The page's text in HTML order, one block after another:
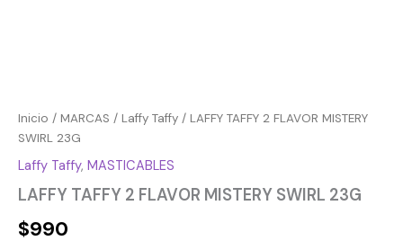
Inicio / MARCAS / Laffy Taffy / LAFFY TAFFY 2 FLAVOR MISTERY
SWIRL 23G
Laffy Taffy, MASTICABLES
LAFFY TAFFY 2 FLAVOR MISTERY SWIRL 23G
$990